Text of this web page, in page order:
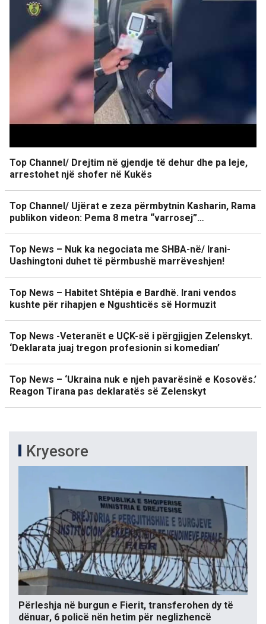
Top Channel/ Drejtim në gjendje të dehur dhe pa leje,
arrestohet një shofer në Kukës
Top Channel/ Ujërat e zeza përmbytnin Kasharin, Rama
publikon videon: Pema 8 metra “varrosej”…
Top News – Nuk ka negociata me SHBA-në/ Irani-
Uashingtoni duhet të përmbushë marrëveshjen!
Top News – Habitet Shtëpia e Bardhë. Irani vendos
kushte për rihapjen e Ngushticës së Hormuzit
Top News -Veteranët e UÇK-së i përgjigjen Zelenskyt.
‘Deklarata juaj tregon profesionin si komedian’
Top News – ‘Ukraina nuk e njeh pavarësinë e Kosovës.’
Reagon Tirana pas deklaratës së Zelenskyt
Kryesore
Përleshja në burgun e Fierit, transferohen dy të
dënuar, 6 policë nën hetim për neglizhencë